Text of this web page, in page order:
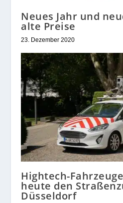
Neues Jahr und
alte Preise
23. Dezember 2020
Hightech-
heute den
Düsseldorf